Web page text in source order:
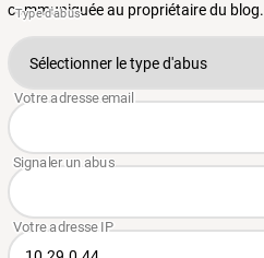
communiquée au propriétaire du blog.